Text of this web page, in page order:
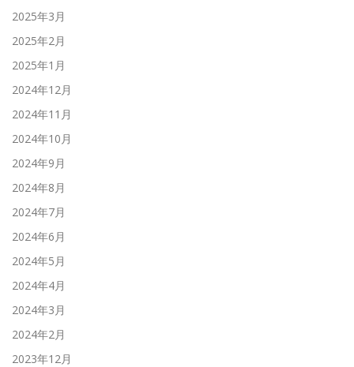
2025年3月
2025年2月
2025年1月
2024年12月
2024年11月
2024年10月
2024年9月
2024年8月
2024年7月
2024年6月
2024年5月
2024年4月
2024年3月
2024年2月
2023年12月